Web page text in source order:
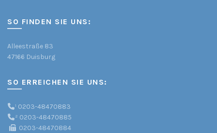
SO FINDEN SIE UNS:
Alleestraße 83
47166 Duisburg
SO ERREICHEN SIE UNS:
¹ 0203-48470883
² 0203-48470885
0203-48470884